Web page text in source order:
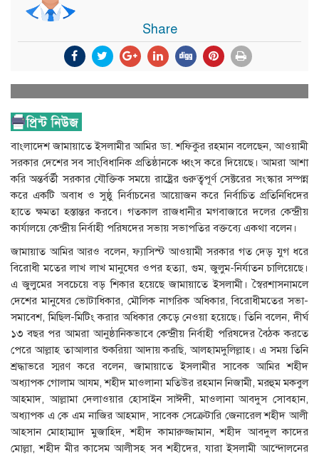
Share
বাংলাদেশ জামায়াতে ইসলামীর আমির ডা. শফিকুর রহমান বলেছেন, আওয়ামী
সরকার দেশের সব সাংবিধানিক প্রতিষ্ঠানকে ধ্বংস করে দিয়েছে। আমরা আশা
করি অন্তর্বর্তী সরকার যৌক্তিক সময়ে রাষ্ট্রের গুরুত্বপূর্ণ সেক্টরের সংস্কার সম্পন্ন
করে একটি অবাধ ও সুষ্ঠু নির্বাচনের আয়োজন করে নির্বাচিত প্রতিনিধিদের
হাতে ক্ষমতা হস্তান্তর করবে। গতকাল রাজধানীর মগবাজারে দলের কেন্দ্রীয়
কার্যালয়ে কেন্দ্রীয় নির্বাহী পরিষদের সভায় সভাপতির বক্তব্যে একথা বলেন।
জামায়াত আমির আরও বলেন, ফ্যাসিস্ট আওয়ামী সরকার গত দেড় যুগ ধরে
বিরোধী মতের লাখ লাখ মানুষের ওপর হত্যা, গুম, জুলুম-নির্যাতন চালিয়েছে।
এ জুলুমের সবচেয়ে বড় শিকার হয়েছে জামায়াতে ইসলামী। স্বৈরশাসনামলে
দেশের মানুষের ভোটাধিকার, মৌলিক নাগরিক অধিকার, বিরোধীমতের সভা-
সমাবেশ, মিছিল-মিটিং করার অধিকার কেড়ে নেওয়া হয়েছে। তিনি বলেন, দীর্ঘ
১৩ বছর পর আমরা আনুষ্ঠানিকভাবে কেন্দ্রীয় নির্বাহী পরিষদের বৈঠক করতে
পেরে আল্লাহ তাআলার শুকরিয়া আদায় করছি, আলহামদুলিল্লাহ। এ সময় তিনি
শ্রদ্ধাভরে স্মরণ করে বলেন, জামায়াতে ইসলামীর সাবেক আমির শহীদ
অধ্যাপক গোলাম আযম, শহীদ মাওলানা মতিউর রহমান নিজামী, মরহুম মকবুল
আহমাদ, আল্লামা দেলাওয়ার হোসাইন সাঈদী, মাওলানা আবদুস সোবহান,
অধ্যাপক এ কে এম নাজির আহমাদ, সাবেক সেক্রেটারি জেনারেল শহীদ আলী
আহসান মোহাম্মাদ মুজাহিদ, শহীদ কামারুজ্জামান, শহীদ আবদুল কাদের
মোল্লা, শহীদ মীর কাসেম আলীসহ সব শহীদের, যারা ইসলামী আন্দোলনের